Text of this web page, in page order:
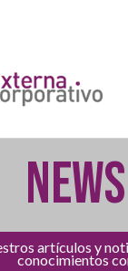
NEWS
artículos y
conocimientos